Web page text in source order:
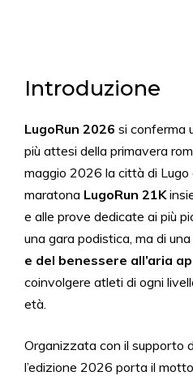
Introduzione
LugoRun 2026 si conferma
più attesi della primavera
maggio 2026 la città di
maratona LugoRun 21K
e alle prove dedicate ai più
una gara podistica, ma di
e del benessere all’aria
coinvolgere atleti di ogni
età.
Organizzata con il supporto
l’edizione 2026 porta il